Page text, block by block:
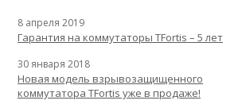
8 апреля 2019
Гарантия на коммутаторы TFortis – 5 лет
30 января 2018
Новая модель взрывозащищенного
коммутатора TFortis уже в продаже!